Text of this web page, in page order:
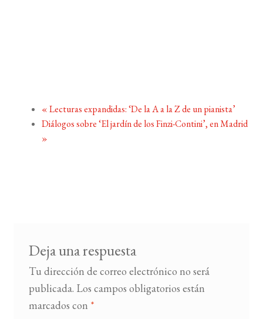
«Lecturas expandidas: ‘De la A a la Z de un pianista’
Diálogos sobre ‘El jardín de los Finzi-Contini’, en Madrid
»
Deja una respuesta
Tu dirección de correo electrónico no será
publicada. Los campos obligatorios están
marcados con *